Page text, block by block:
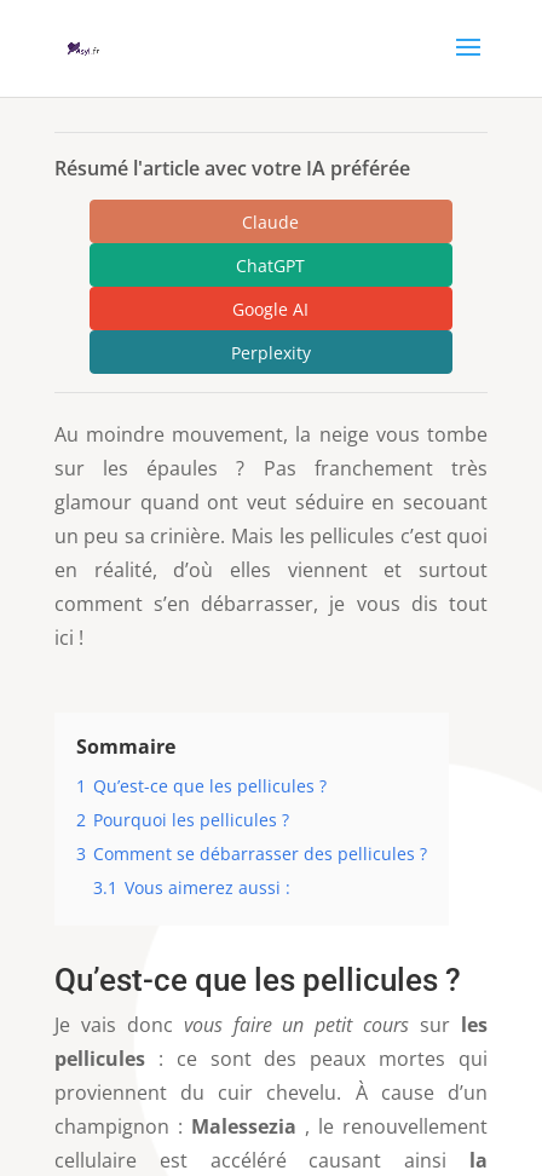
Résumé l'article avec votre IA préférée
Claude
ChatGPT
Google AI
Perplexity
Au moindre mouvement, la neige vous tombe
sur les épaules ? Pas franchement très
glamour quand ont veut séduire en secouant
un peu sa crinière. Mais les pellicules c’est quoi
en réalité, d’où elles viennent et surtout
comment s’en débarrasser, je vous dis tout
ici !
Sommaire
1 Qu’est-ce que les pellicules ?
2 Pourquoi les pellicules ?
3 Comment se débarrasser des pellicules ?
3.1 Vous aimerez aussi :
Qu’est-ce que les pellicules ?
Je vais donc vous faire un petit cours sur les
pellicules: ce sont des peaux mortes qui
proviennent du cuir chevelu. À cause d’un
champignon : Malessezia , le renouvellement
cellulaire est accéléré causant ainsi la